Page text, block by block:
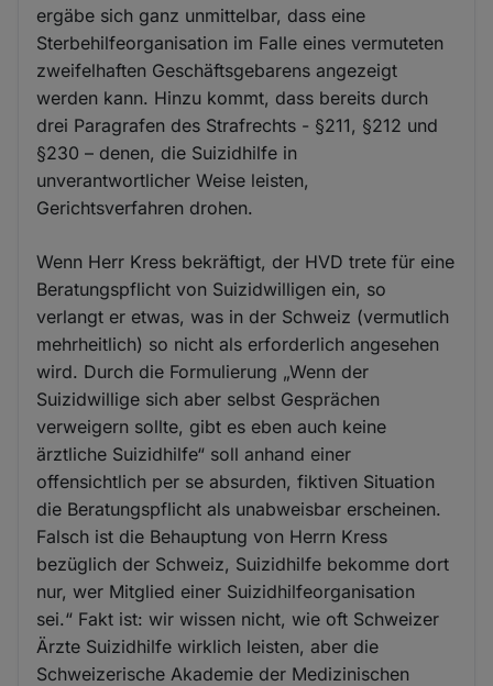
ergäbe sich ganz unmittelbar, dass eine
Sterbehilfeorganisation im Falle eines vermuteten
zweifelhaften Geschäftsgebarens angezeigt
werden kann. Hinzu kommt, dass bereits durch
drei Paragrafen des Strafrechts - §211, §212 und
§230 – denen, die Suizidhilfe in
unverantwortlicher Weise leisten,
Gerichtsverfahren drohen.
Wenn Herr Kress bekräftigt, der HVD trete für eine
Beratungspflicht von Suizidwilligen ein, so
verlangt er etwas, was in der Schweiz (vermutlich
mehrheitlich) so nicht als erforderlich angesehen
wird. Durch die Formulierung „Wenn der
Suizidwillige sich aber selbst Gesprächen
verweigern sollte, gibt es eben auch keine
ärztliche Suizidhilfe“ soll anhand einer
offensichtlich per se absurden, fiktiven Situation
die Beratungspflicht als unabweisbar erscheinen.
Falsch ist die Behauptung von Herrn Kress
bezüglich der Schweiz, Suizidhilfe bekomme dort
nur, wer Mitglied einer Suizidhilfeorganisation
sei.“ Fakt ist: wir wissen nicht, wie oft Schweizer
Ärzte Suizidhilfe wirklich leisten, aber die
Schweizerische Akademie der Medizinischen